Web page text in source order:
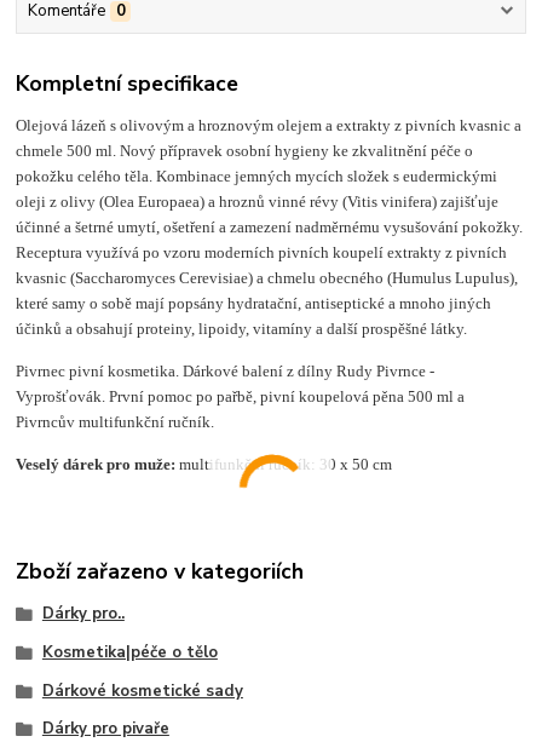
Komentáře 0
Kompletní specifikace
Olejová lázeň s olivovým a hroznovým olejem a extrakty z pivních kvasnic a
chmele 500 ml. Nový přípravek osobní hygieny ke zkvalitnění péče o
pokožku celého těla. Kombinace jemných mycích složek s eudermickými
oleji z olivy (Olea Europaea) a hroznů vinné révy (Vitis vinifera) zajišťuje
účinné a šetrné umytí, ošetření a zamezení nadměrnému vysušování pokožky.
Receptura využívá po vzoru moderních pivních koupelí extrakty z pivních
kvasnic (Saccharomyces Cerevisiae) a chmelu obecného (Humulus Lupulus),
které samy o sobě mají popsány hydratační, antiseptické a mnoho jiných
účinků a obsahují proteiny, lipoidy, vitamíny a další prospěšné látky.
Pivrnec pivní kosmetika. Dárkové balení z dílny Rudy Pivrnce -
Vyprošťovák. První pomoc po pařbě, pivní koupelová pěna 500 ml a
Pivrncův multifunkční ručník.
Veselý dárek pro muže: multifunkční ručník: 30 x 50 cm
Zboží zařazeno v kategoriích
Dárky pro..
Kosmetika|péče o tělo
Dárkové kosmetické sady
Dárky pro pivaře